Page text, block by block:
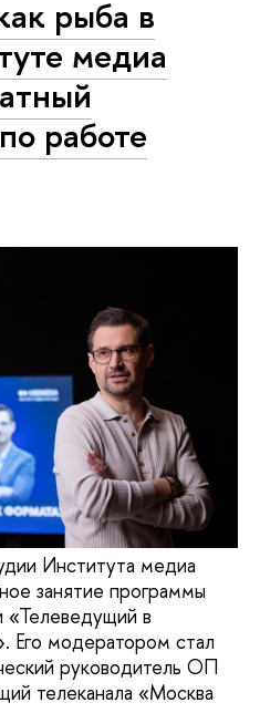
рыба в
медиа
работе
Института медиа
занятие программы
«Телеведущий в
Его модератором стал
руководитель ОП
телеканала «Москва